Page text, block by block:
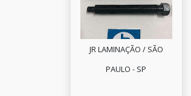
JR LAMINAÇÃO / SÃO
PAULO - SP